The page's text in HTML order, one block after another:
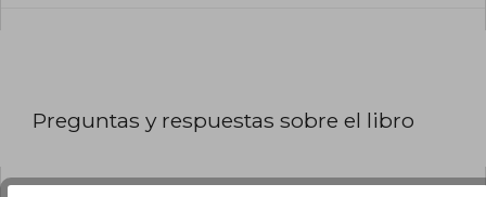
Preguntas y respuestas sobre el libro